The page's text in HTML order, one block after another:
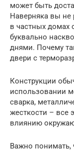
может быть
Наверняка вы не
в частных домах
буквально
днями. Почему
двери с
Конструкции
использовании
сварка,
жесткости – все
влиянию
Важно понимать,